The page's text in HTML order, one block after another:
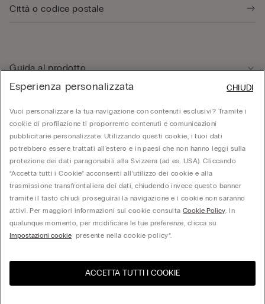
Seleziona la taglia
Guida al prodotto
Area Legale
Corporate
Calzedonia Switzerland AG, Wiesenstrasse 5, CH-8952 Schlieren, CHE-287.459.583,
Visita l'e-store del tuo paese United States
Esperienza personalizzata
Vuoi personalizzare la tua navigazione con contenuti esclusivi? Tramite i
cookie di profilazione ti proporremo contenuti e comunicazioni
pubblicitarie personalizzate. Utilizzando questi cookie, i tuoi dati
potrebbero essere trattati all'estero e in paesi che non hanno leggi sulla
protezione dei dati paragonabili alla Svizzera (ad es. USA). Cliccando
“Accetta tutti i Cookie” acconsenti all’utilizzo dei cookie e alla
trasmissione transfrontaliera dei dati, chiudendo invece questo banner
tramite il tasto chiudi proseguirai la navigazione e i cookie non saranno
attivi. Per maggiori informazioni sui cookie consultaCookie Policy. In
qualunque momento, per modificare le tue preferenze, clicca su
Impostazioni cookie presente nella cookie policy”.
ACCETTA TUTTI I COOKIE
CHIUDI